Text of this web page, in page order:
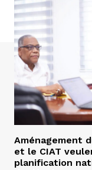
Aménagement
et le CIAT
planification